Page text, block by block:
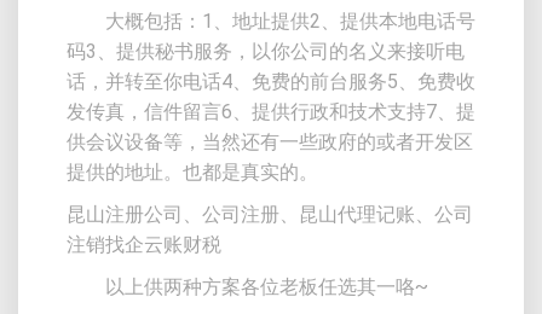
大概包括：1、地址提供2、提供本地电话号
码3、提供秘书服务，以你公司的名义来接听电
话，并转至你电话4、免费的前台服务5、免费收
发传真，信件留言6、提供行政和技术支持7、提
供会议设备等，当然还有一些政府的或者开发区
提供的地址。也都是真实的。
昆山注册公司、公司注册、昆山代理记账、公司
注销找企云账财税
以上供两种方案各位老板任选其一咯~